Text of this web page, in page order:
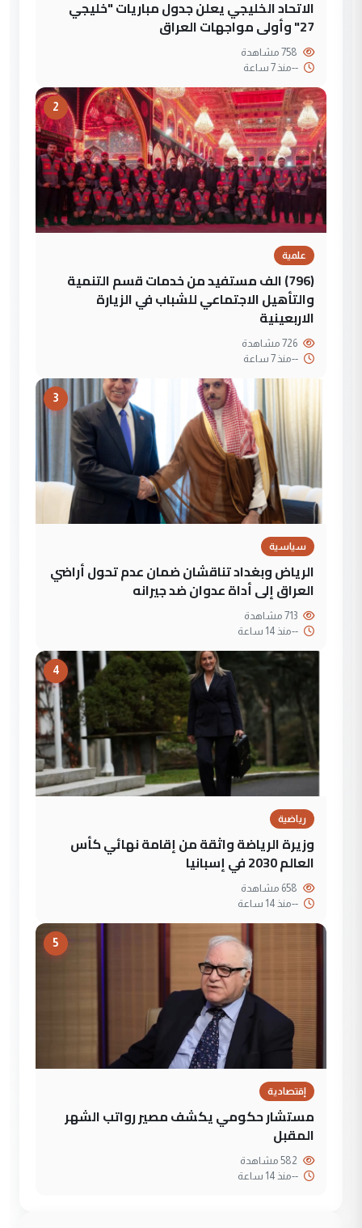
الاتحاد الخليجي يعلن جدول مباريات "خليجي
27" وأولى مواجهات العراق
--منذ 7 ساعة
2
علمية
(796) الف مستفيد من خدمات قسم التنمية
والتأهيل الاجتماعي للشباب في الزيارة
الاربعينية
--منذ 7 ساعة
3
سياسية
الرياض وبغداد تناقشان ضمان عدم تحول أراضي
العراق إلى أداة عدوان ضد جيرانه
--منذ 14 ساعة
4
رياضية
وزيرة الرياضة واثقة من إقامة نهائي كأس
العالم 2030 في إسبانيا
--منذ 14 ساعة
5
إقتصادية
مستشار حكومي يكشف مصير رواتب الشهر
المقبل
--منذ 14 ساعة